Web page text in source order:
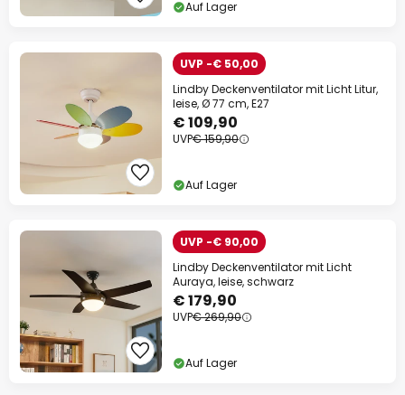
Auf Lager
UVP -€ 50,00
Lindby Deckenventilator mit Licht Litur,
leise, Ø 77 cm, E27
€ 109,90
UVP€ 159,90
Auf Lager
UVP -€ 90,00
Lindby Deckenventilator mit Licht
Auraya, leise, schwarz
€ 179,90
UVP€ 269,90
Auf Lager